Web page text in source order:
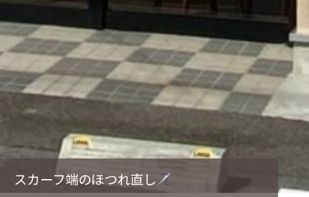
スカーフ端のほつれ直し